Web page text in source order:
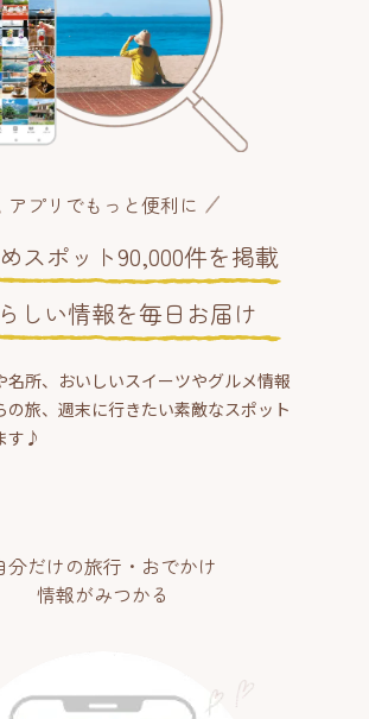
アプリでもっと便利に
スポット90,000件を掲載
しい情報を毎日お届け
名所、おいしいスイーツやグルメ情報
の旅、週末に行きたい素敵なスポット
す♪
分だけの旅行・おでかけ
情報がみつかる